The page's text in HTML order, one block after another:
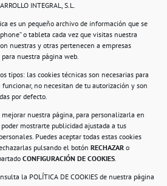
INTEGRAL, S.L.
es un pequeño archivo de información que se
o tableta cada vez que visitas nuestra
nuestras y otras pertenecen a empresas
nuestra página web.
tipos: las cookies técnicas son necesarias para
no necesitan de tu autorización y son
por defecto.
nuestra página, para personalizarla en
mostrarte publicidad ajustada a tus
Puedes aceptar todas estas cookies
pulsando el botón RECHAZAR o
CONFIGURACIÓN DE COOKIES.
la POLÍTICA DE COOKIES de nuestra página
la protección de datos
en el Centro de Rehabilitación